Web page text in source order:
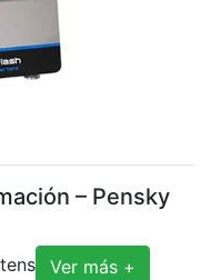
– Pensky
Ver más +